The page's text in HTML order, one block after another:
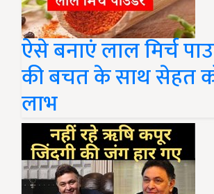
ऐसे बनाएं लाल मिर्च
की बचत के साथ सेहत
लाभ